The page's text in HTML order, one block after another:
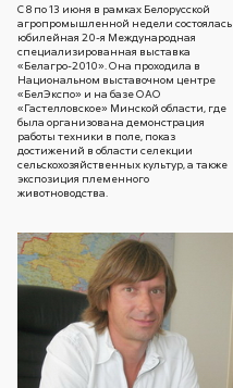
С 8 по 13 июня в рамках Белорусской
агропромышленной недели состоялась
юбилейная 20-я Международная
специализированная выставка
«Белагро-2010». Она проходила в
Национальном выставочном центре
«БелЭкспо» и на базе ОАО
«Гастелловское» Минской области, где
была организована демонстрация
работы техники в поле, показ
достижений в области селекции
сельскохозяйственных культур, а также
экспозиция племенного
животноводства.